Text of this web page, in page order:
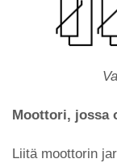
Moottori, jossa
Liitä moottorin